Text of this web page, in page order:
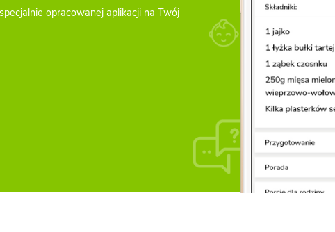
opracowanej aplikacji na Twój